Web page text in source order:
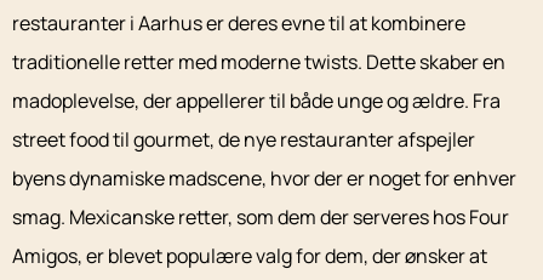
restauranter i Aarhus er deres evne til at kombinere
traditionelle retter med moderne twists. Dette skaber en
madoplevelse, der appellerer til både unge og ældre. Fra
street food til gourmet, de nye restauranter afspejler
byens dynamiske madscene, hvor der er noget for enhver
smag. Mexicanske retter, som dem der serveres hos Four
Amigos, er blevet populære valg for dem, der ønsker at